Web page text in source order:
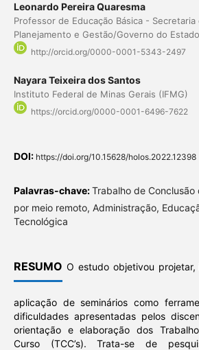
Leonardo Pereira Quaresma
Professor de Educação Básica - Secretaria
Planejamento e Gestão/Governo do
http://orcid.org/0000-0001-5343-2497
Nayara Teixeira dos Santos
Instituto Federal de Minas Gerais (IFMG)
https://orcid.org/0000-0001-6496-7622
DOI: https://doi.org/10.15628/holos.2022.12398
Palavras-chave:Trabalho de
por meio remoto, Administração,
Tecnológica
RESUMO O estudo objetivou
aplicação de seminários como
dificuldades apresentadas pelos
orientação e elaboração dos
Curso (TCC’s). Trata-se de